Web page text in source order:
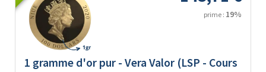
prime : 19%
1 gramme d'or pur - Vera Valor (LSP - Cours